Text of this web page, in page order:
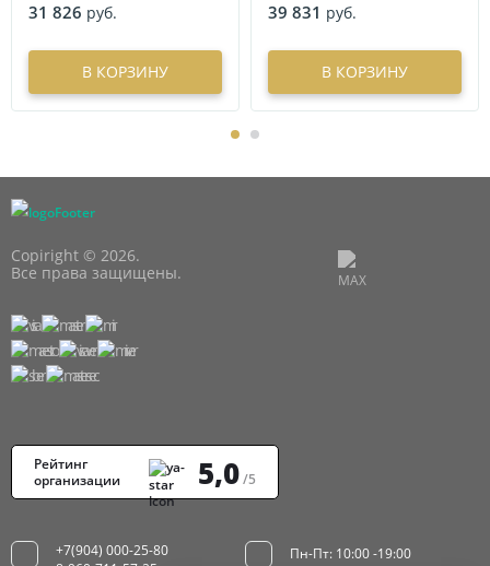
31 826 руб.
В КОРЗИНУ
39 831 руб.
В КОРЗИНУ
Copiright © 2026.
Все права защищены.
Рейтинг
организации
5,0/5
+7(904) 000-25-80
Пн-Пт: 10:00 -19:00